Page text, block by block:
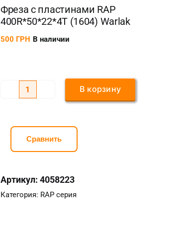
Фреза с пластинами RAP
400R*50*22*4T (1604) Warlak
500 ГРН В наличии
с
пластинами
400R*50*22*4T
(1604)
В корзину
Сравнить
Артикул: 4058223
Категория: RAP серия